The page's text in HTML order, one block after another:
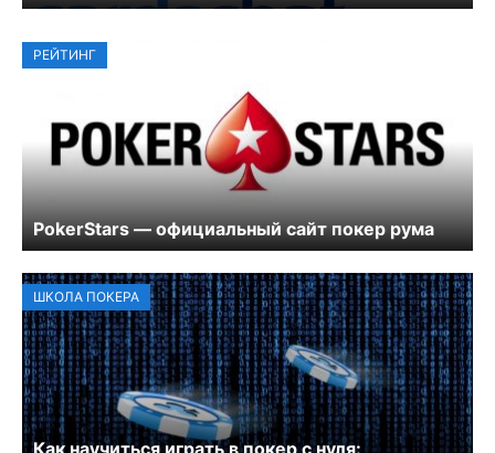
РЕЙТИНГ
PokerStars — официальный сайт покер рума
ШКОЛА ПОКЕРА